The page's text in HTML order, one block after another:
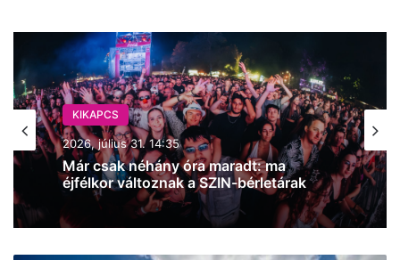
KIKAPCS
2026, július 30. 15:09
Miskovits Marci üzent nektek: már csak
péntek éjfélig érhetők el a jelenlegi
kedvezményes SZIN-bérletek! (videó)